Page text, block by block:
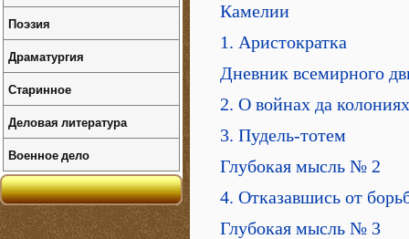
Камелии
1. Аристократка
Дневник всемирного
2. О войнах да колониях
3. Пудель-тотем
Глубокая мысль № 2
4. Отказавшись от
Глубокая мысль № 3
Поэзия
Драматургия
Старинное
Деловая литература
Военное дело